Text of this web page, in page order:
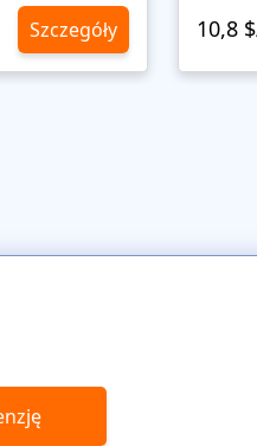
Szczegóły 10,8